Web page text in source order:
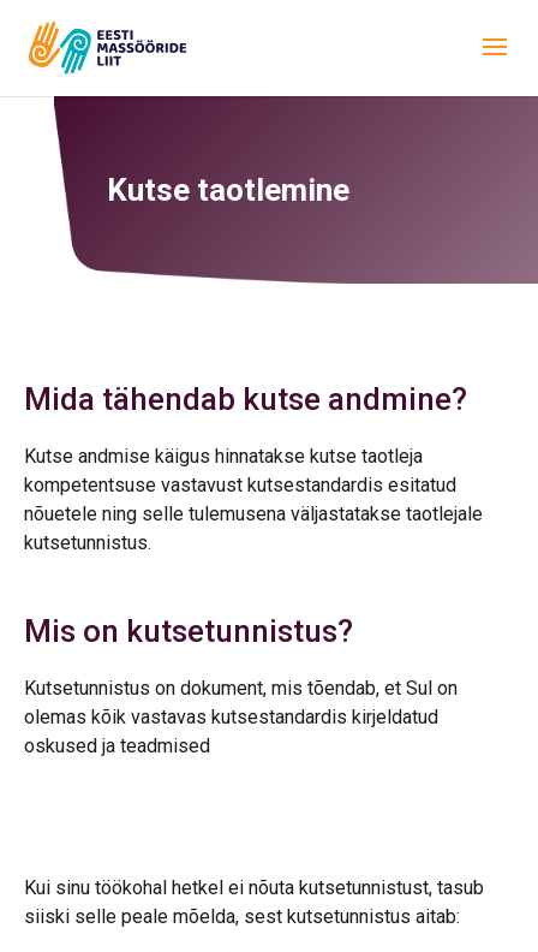
Kutse taotlemine
Mida tähendab kutse andmine?
Kutse andmise käigus hinnatakse kutse taotleja
kompetentsuse vastavust kutsestandardis esitatud
nõuetele ning selle tulemusena väljastatakse taotlejale
kutsetunnistus.
Mis on kutsetunnistus?
Kutsetunnistus on dokument, mis tõendab, et Sul on
olemas kõik vastavas kutsestandardis kirjeldatud
oskused ja teadmised
Kui sinu töökohal hetkel ei nõuta kutsetunnistust, tasub
siiski selle peale mõelda, sest kutsetunnistus aitab: